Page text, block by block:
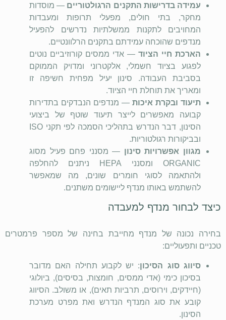
עמידה בדרישות התקנים הרגולטוריים — מוסדות
מחקר, בתי חולים, מפעלי תרופות ומעבדות
המחויבים לתקנות ממשלתיות נדרשים להפעיל
מנדפים שהוכחה עמידתם בתקנים הרלוונטיים.
הארכת חיי הציוד — אדי ממסים קורוזיביים נוטים
לפגוע בציוד חשמלי, אלקטרוני ומדויק הממוקם
בסביבת העבודה. סינון יעיל מפחית חשיפה זו
ומאריך את תוחלת חיי הציוד.
תיעוד ובקרת איכות — מנדפים הנבדקים בתדירות
קבועה מאפשרים לייצר תיעוד שוטף של ביצועי
הסינון, דבר הנדרש בתהליכי הסמכה לפי תקני ISO
ובביקורות רגולטוריות.
מגוון אפשרויות סינון — מסנני פחם פעיל מסוג
ORGANIC ומסנני HEPA
ניתנים להחלפה
ולהתאמה לסוגי חומרים שונים, מה שמאפשר
להשתמש באותו מנדף ליישומים משתנים.
כיצד לבחור מנדף למעבדה
בחירה נכונה של מנדף מחייבת בחינה של מספר פרמטרים
טכניים ותפעוליים:
סיווג סוג הסיכון: יש לקבוע תחילה האם מדובר
בסיכון כימי (אדי ממסים, חומצות, בסיסים), ביולוגי
(חיידקים, וירוסים, תרביות תאים), או משולב. הסיווג
קובע את סוג המנדף הנדרש ואת מפרט מערכת
הסינון.